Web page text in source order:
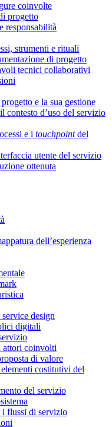
coinvolte
progetto
responsabilità
strumenti e rituali
di progetto
tecnici collaborativi
e la sua gestione
contesto d’uso del servizio
e i touchpointdel
utente del servizio
ottenuta
dell’esperienza
design
digitali
attori coinvolti
di valore
costitutivi del
del servizio
i flussi di servizio